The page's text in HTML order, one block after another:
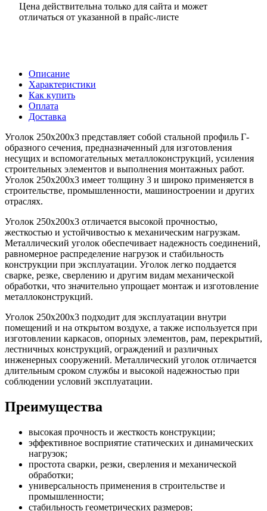
Цена действительна только для сайта и может
отличаться от указанной в прайс-листе
Описание
Характеристики
Как купить
Оплата
Доставка
Уголок 250х200х3 представляет собой стальной профиль Г-
образного сечения, предназначенный для изготовления
несущих и вспомогательных металлоконструкций, усиления
строительных элементов и выполнения монтажных работ.
Уголок 250х200х3 имеет толщину 3 и широко применяется в
строительстве, промышленности, машиностроении и других
отраслях.
Уголок 250х200х3 отличается высокой прочностью,
жесткостью и устойчивостью к механическим нагрузкам.
Металлический уголок обеспечивает надежность соединений,
равномерное распределение нагрузок и стабильность
конструкции при эксплуатации. Уголок легко поддается
сварке, резке, сверлению и другим видам механической
обработки, что значительно упрощает монтаж и изготовление
металлоконструкций.
Уголок 250х200х3 подходит для эксплуатации внутри
помещений и на открытом воздухе, а также используется при
изготовлении каркасов, опорных элементов, рам, перекрытий,
лестничных конструкций, ограждений и различных
инженерных сооружений. Металлический уголок отличается
длительным сроком службы и высокой надежностью при
соблюдении условий эксплуатации.
Преимущества
высокая прочность и жесткость конструкции;
эффективное восприятие статических и динамических
нагрузок;
простота сварки, резки, сверления и механической
обработки;
универсальность применения в строительстве и
промышленности;
стабильность геометрических размеров;